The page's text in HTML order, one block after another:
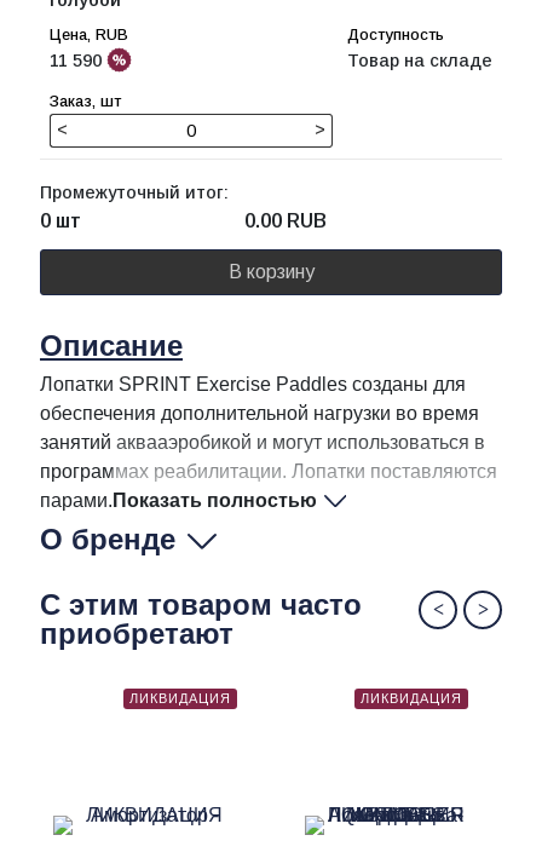
11 590 Товар на складе
< >
Промежуточный итог:
0 шт 0.00 RUB
В корзину
Описание
Лопатки SPRINT Exercise Paddles созданы для
обеспечения дополнительной нагрузки во время
занятий аквааэробикой и могут использоваться в
программах реабилитации. Лопатки поставляются
парами. Показать полностью
О бренде
С этим товаром часто
приобретают
ЛИКВИДАЦИЯ ЛИКВИДАЦИЯ